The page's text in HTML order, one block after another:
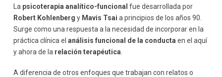
La psicoterapia analítico-funcional fue desarrollada por
Robert Kohlenberg y Mavis Tsai a principios de los años 90.
Surge como una respuesta a la necesidad de incorporar en la
práctica clínica el análisis funcional de la conducta en el aquí
y ahora de la relación terapéutica.
A diferencia de otros enfoques que trabajan con relatos o